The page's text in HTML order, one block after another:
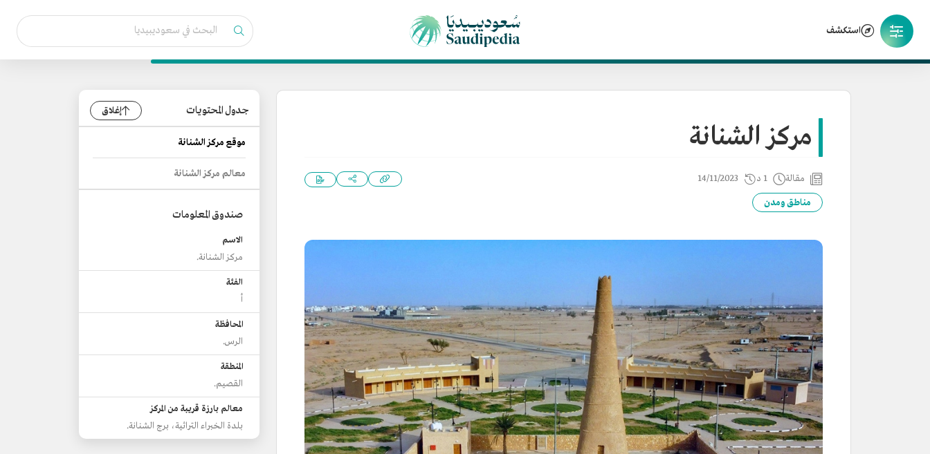
استكشف
مركز الشنانة
مقالة 1 د 14/11/2023
مناطق ومدن
جدول المحتويات إغلاق
موقع مركز الشنانة
معالم مركز الشنانة
صندوق المعلومات
الاسم
مركز الشنانة.
الفئة
أ
المحافظة
الرس.
المنطقة
القصيم.
معالم بارزة قريبة من المركز
بلدة الخبراء التراثية، برج الشنانة.